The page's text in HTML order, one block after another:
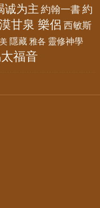
诚为主 約翰一書 約
甘泉 樂侶 西敏斯
隱藏 雅各 靈修神學
福音